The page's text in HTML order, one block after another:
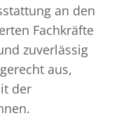
an den
Fachkräfte
zuverlässig
aus,
der